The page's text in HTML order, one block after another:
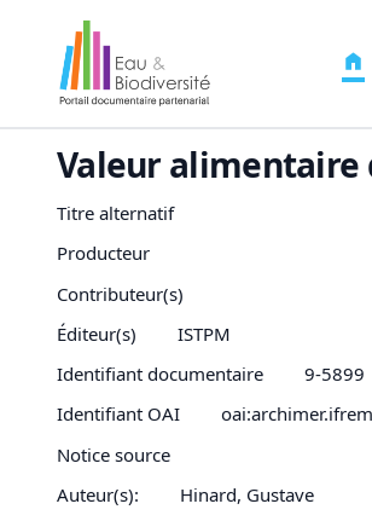
Valeur alimentaire
Titre alternatif
Producteur
Contributeur(s)
Éditeur(s)
ISTPM
Identifiant documentaire
9-5899
Identifiant OAI
Notice source
Auteur(s):
Hinard, Gustave